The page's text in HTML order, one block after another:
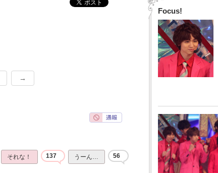
→
それな！ 137 うーん… 56
Focus!